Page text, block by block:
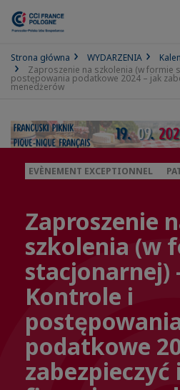
Strona główna WYDARZENIA
Zaproszenie na szkolenia (w formie
postępowania podatkowe 2024 – jak
menedżerów
EVÈNEMENT EXCEPTIONNEL
Zaproszenie
szkolenia (w
stacjonarnej)
Kontrole i
podatkowe
zabezpieczyć